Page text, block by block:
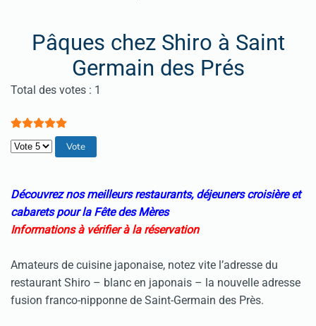
Pâques chez Shiro à Saint
Germain des Prés
Vote utilisateur:5/
Total des votes : 1
Veuillez voter
Découvrez nos meilleurs restaurants, déjeuners croisière et
cabarets pour la Fête des Mères
Informations à vérifier à la réservation
Amateurs de cuisine japonaise, notez vite l’adresse du
restaurant Shiro – blanc en japonais – la nouvelle adresse
fusion franco-nipponne de Saint-Germain des Près.